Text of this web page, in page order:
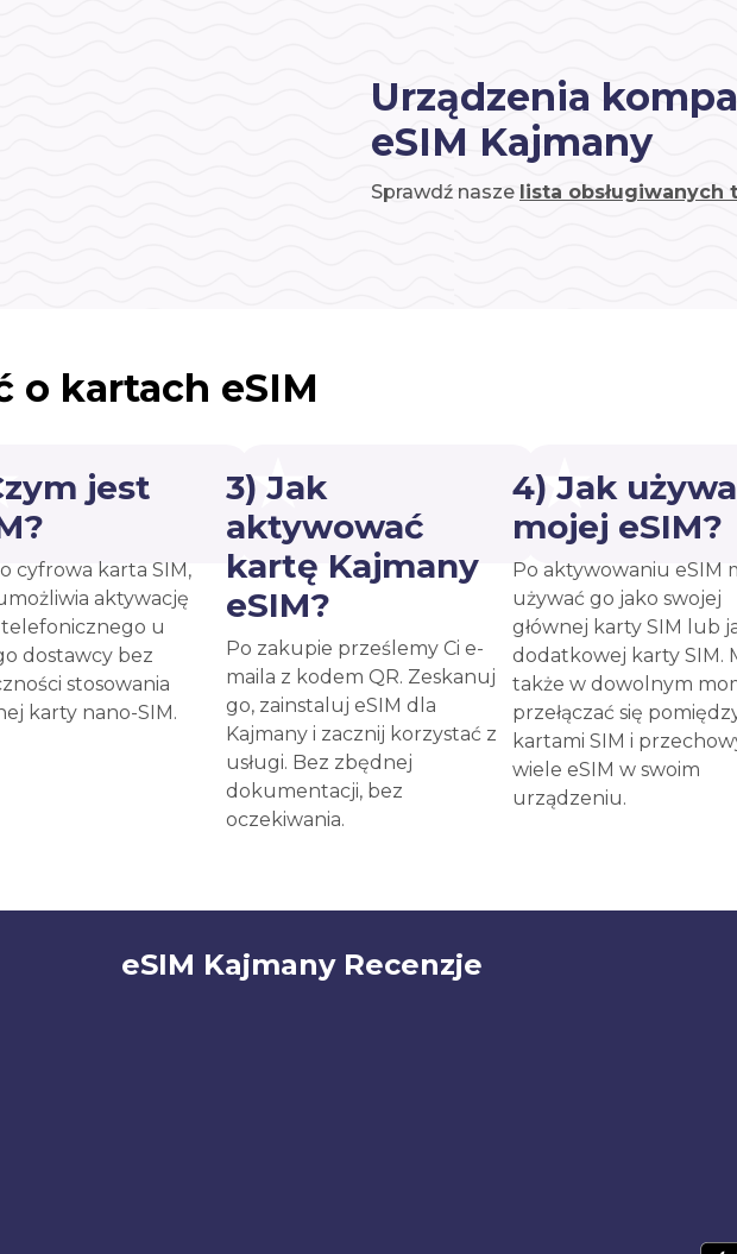
Urządzenia
eSIM Kajmany
Sprawdź nasze lista obsługiwanych
o kartach eSIM
jest
cyfrowa karta SIM,
aktywację
u
dostawcy bez
stosowania
karty nano-SIM.
3) Jak
aktywować
kartę Kajmany
eSIM?
Po zakupie prześlemy Ci e-
maila z kodem QR. Zeskanuj
go, zainstaluj eSIM dla
Kajmany i zacznij korzystać z
usługi. Bez zbędnej
dokumentacji, bez
oczekiwania.
4) Jak
mojej eSIM?
Po aktywowaniu eSIM
używać go jako swojej
głównej karty SIM lub
dodatkowej karty SIM.
także w dowolnym
przełączać się
kartami SIM i
wiele eSIM w swoim
urządzeniu.
eSIM Kajmany Recenzje